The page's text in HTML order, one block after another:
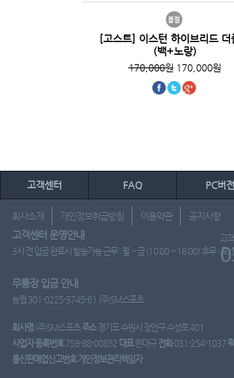
[고스트] 이스턴 하이브리드 더
(백+노랑)
170,000원170,000원
고객센터 FAQ PC버전
회사소개 개인정보취급방침 이용약관 공지사항
고객센터 운영안내
3시 전 입금 완료시 발송가능 근무 : 월 ~ 금 (10:00 ~ 16:00) 휴무 : 토,
고
무통장 입금 안내
농협 301-0225-3745-61 (주)SM스포츠
회사명 (주)SM스포츠주소경기도 수원시 장안구 수성로 401
사업자 등록번호759-88-00852 대표한대규 전화031-254-1037
통신판매업신고번호 개인정보관리책임자